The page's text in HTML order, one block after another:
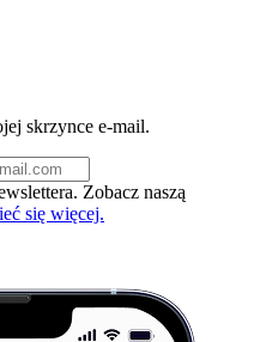
skrzynce e-mail.
Zobacz naszą
się więcej.